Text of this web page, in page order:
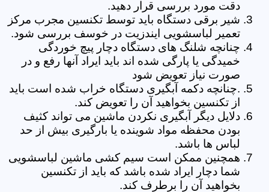
دقت مورد بررسی قرار دهید.
شیر برقی دستگاه باید توسط تکنسین مجرب مرکز
تعمیر لباسشویی ایندزیت در خوسف بررسی شود.
چنانچه شلنگ های دستگاه دچار پیچ خوردگی
خمیدگی یا پارگی شده اند باید ایراد آنها رفع و در
صورت نیاز تعویض شود
.چنانچه دکمه آبگیری دستگاه خراب شده است باید
از تکنسین بخواهید آن را تعویض کند.
دلایل دیگر آبگیری نکردن ماشین می تواند کثیف
بودن محفظه مواد شوینده یا بارگیری بیش از حد
لباس ها باشد.
همچنین ممکن است سیم کشی ماشین لباسشویی
شما دچار ایراد شده باشد که باید از تکنسین
بخواهید آن را برطرف کند.